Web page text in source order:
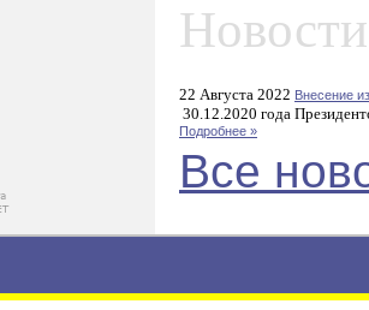
22 Августа 2022 Внесение
30.12.2020 года
Подробнее »
Все